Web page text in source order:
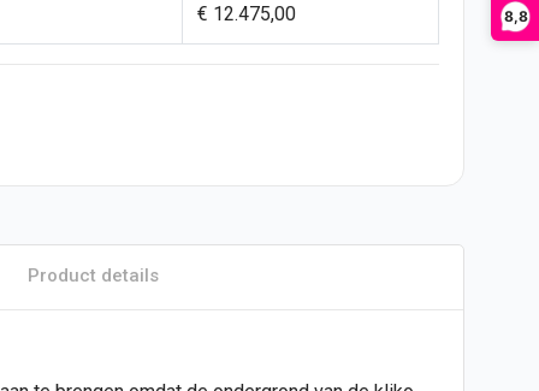
8,8
€ 12.475,00
Product details